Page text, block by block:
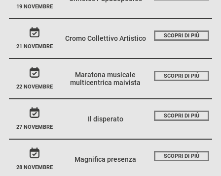
19 NOVEMBRE
21 NOVEMBRE
Cromo Collettivo Artistico SCOPRI DI PIÙ
22 NOVEMBRE
Maratona musicale
multicentrica maivista
SCOPRI DI PIÙ
27 NOVEMBRE
Il disperato SCOPRI DI PIÙ
28 NOVEMBRE
Magnifica presenza SCOPRI DI PIÙ